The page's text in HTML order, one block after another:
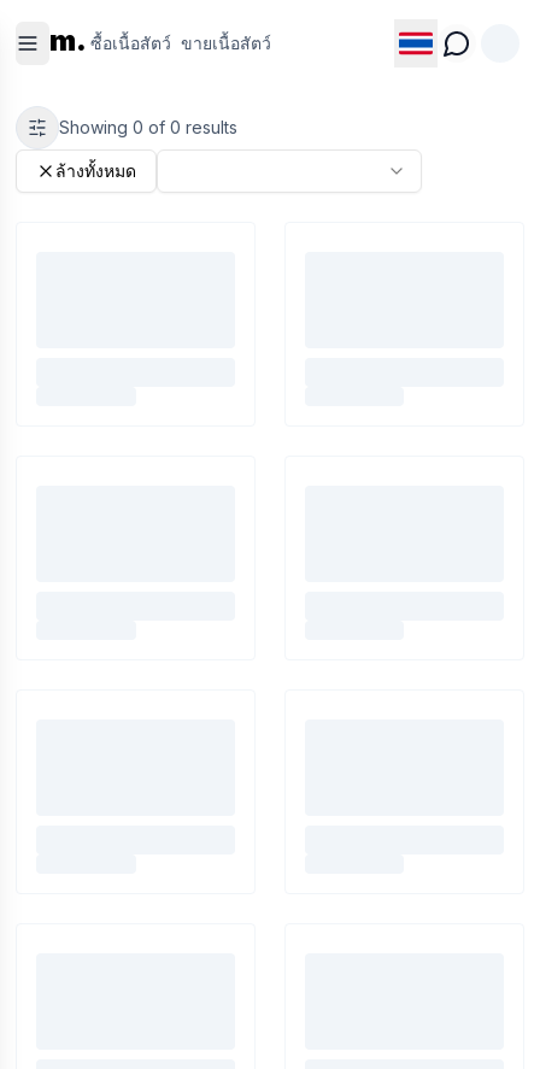
m. ซื้อเนื้อสัตว์ ขายเนื้อสัตว์
สัตว์
สัตว์
Showing0 of0 results
ล้างทั้งหมด